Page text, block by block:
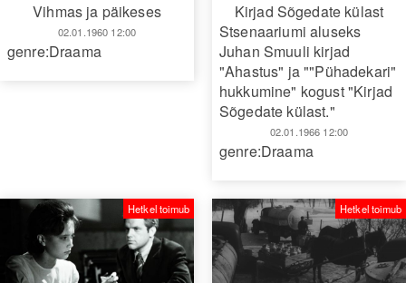
Vihmas ja päikeses
02.01.1960 12:00
genre:Draama
Kirjad Sõgedate külast
Stsenaariumi aluseks
Juhan Smuuli kirjad
"Ahastus" ja ""Pühadekari"
hukkumine" kogust "Kirjad
Sõgedate külast."
02.01.1966 12:00
genre:Draama
Hetkel toimub Hetkel toimub